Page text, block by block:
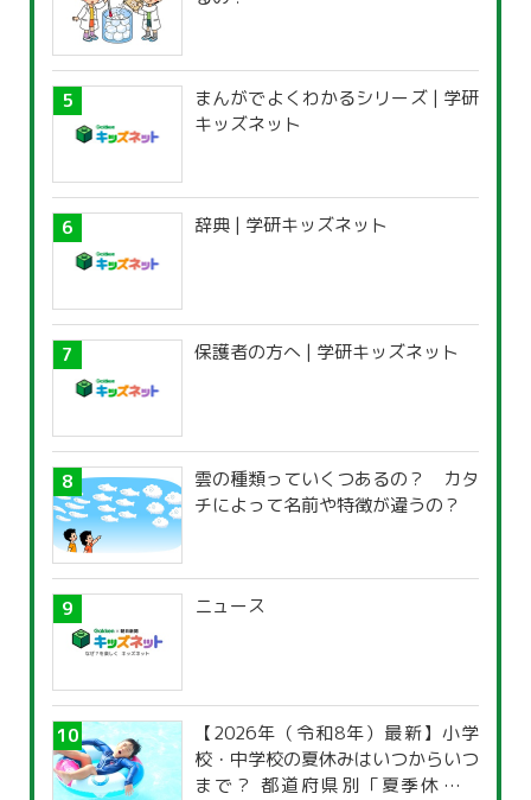
まんがでよくわかるシリーズ | 学研
キッズネット
辞典 | 学研キッズネット
保護者の方へ | 学研キッズネット
雲の種類っていくつあるの？ カタ
チによって名前や特徴が違うの？
ニュース
【2026年（令和8年）最新】小学
校・中学校の夏休みはいつからいつ
まで？ 都道府県別「夏季休暇一